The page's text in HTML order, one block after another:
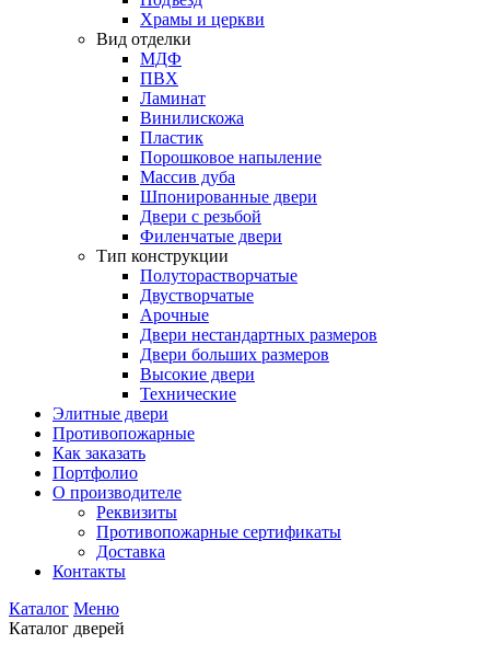
Храмы и церкви
Вид отделки
МДФ
ПВХ
Ламинат
Винилискожа
Пластик
Порошковое напыление
Массив дуба
Шпонированные двери
Двери с резьбой
Филенчатые двери
Тип конструкции
Полуторастворчатые
Двустворчатые
Арочные
Двери нестандартных размеров
Двери больших размеров
Высокие двери
Технические
Элитные двери
Противопожарные
Как заказать
Портфолио
О производителе
Реквизиты
Противопожарные сертификаты
Доставка
Контакты
Каталог Меню
Каталог дверей